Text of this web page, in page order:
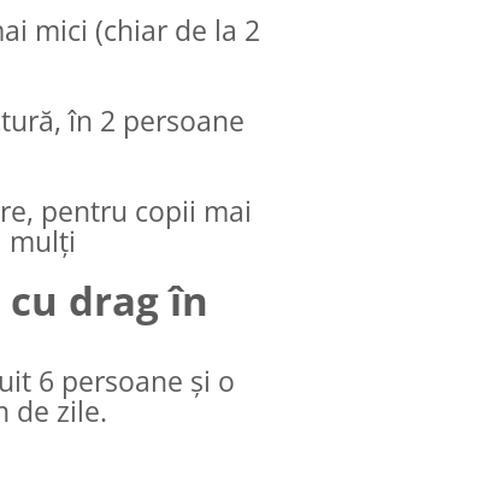
mici (chiar de la 2
în 2 persoane
pentru copii mai
mulți
drag în
6 persoane și o
de zile.